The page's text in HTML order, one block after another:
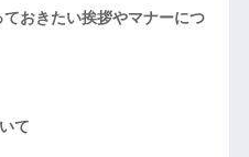
おきたい挨拶やマナーにつ
て